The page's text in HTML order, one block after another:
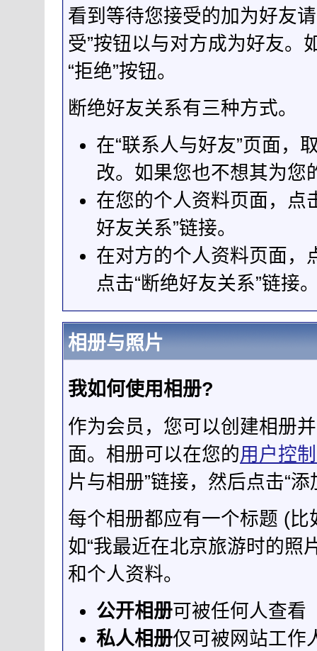
看到等待您接受的加为好友
受”按钮以与对方成为好友。
“拒绝”按钮。
断绝好友关系有三种方式。
在“联系人与好友”页面，
改。如果您也不想其为您
在您的个人资料页面，点
好友关系”链接。
在对方的个人资料页面，
点击“断绝好友关系”链接
相册与照片
我如何使用相册?
作为会员，您可以创建相册
面。相册可以在您的用户控
片与相册”链接，然后点击“添
每个相册都应有一个标题 (比
如“我最近在北京旅游时的照
和个人资料。
公开相册可被任何人查看
私人相册仅可被网站工作